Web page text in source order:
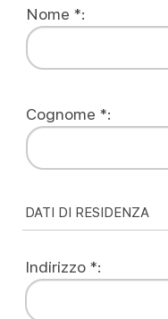
Nome *:
Cognome *:
DATI DI RESIDENZA
Indirizzo *: